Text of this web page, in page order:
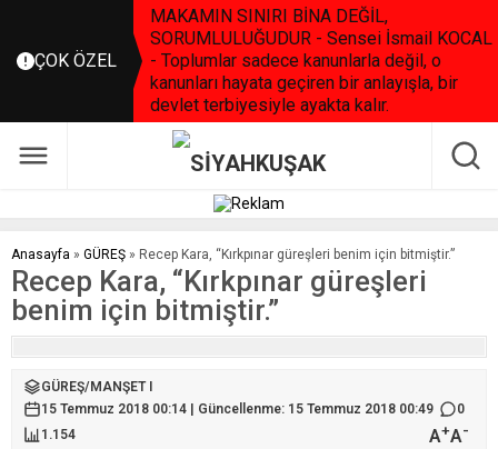
ÇOK ÖZEL
MAKAMIN SINIRI BİNA DEĞİL,
SORUMLULUĞUDUR - Sensei İsmail KOCAL
- Toplumlar sadece kanunlarla değil, o
kanunları hayata geçiren bir anlayışla, bir
devlet terbiyesiyle ayakta kalır.
Anasayfa » GÜREŞ » Recep Kara, “Kırkpınar güreşleri benim için bitmiştir.”
Recep Kara, “Kırkpınar güreşleri
benim için bitmiştir.”
GÜREŞ/MANŞET I
15 Temmuz 2018 00:14 | Güncellenme: 15 Temmuz 2018 00:49
0
1.154
A+A-